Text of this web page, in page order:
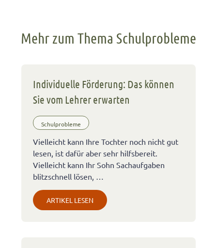
Mehr zum Thema Schulprobleme
Individuelle Förderung: Das können
Sie vom Lehrer erwarten
Schulprobleme
Vielleicht kann Ihre Tochter noch nicht gut
lesen, ist dafür aber sehr hilfsbereit.
Vielleicht kann Ihr Sohn Sachaufgaben
blitzschnell lösen, …
ARTIKEL LESEN